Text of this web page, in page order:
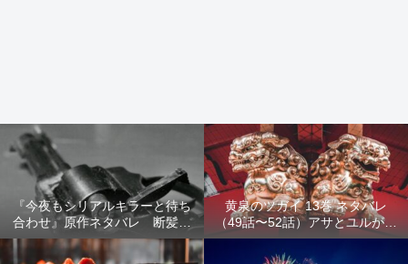
『今夜もシリアルキラーと待ち
合わせ』原作ネタバレ 断髪オ
ブジェ殺人事件 犯人の正体や
結末を解説
黄泉のツガイ 13巻 ネタバレ
（49話〜52話）アサとユルが家
出！西ノ村の真実とヒカルの決
意を解説